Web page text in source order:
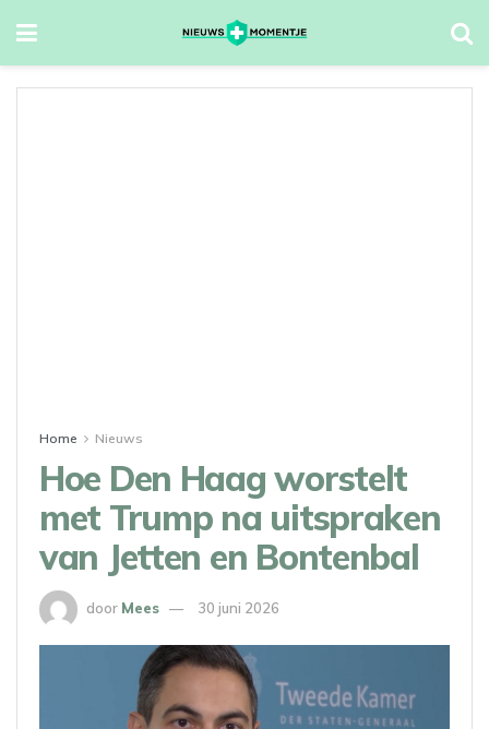
Home Nieuws
Hoe Den Haag worstelt
met Trump na uitspraken
van Jetten en Bontenbal
door Mees 30 juni 2026